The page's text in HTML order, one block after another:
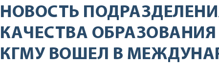
НОВОСТЬ
КАЧЕСТВА ОБРАЗОВАНИЯ
КГМУ ВОШЕЛ В